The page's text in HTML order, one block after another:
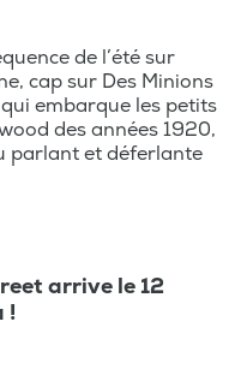
de l’été sur
cap sur Des Minions
embarque les petits
des années 1920,
parlant et déferlante
arrive le 12
!